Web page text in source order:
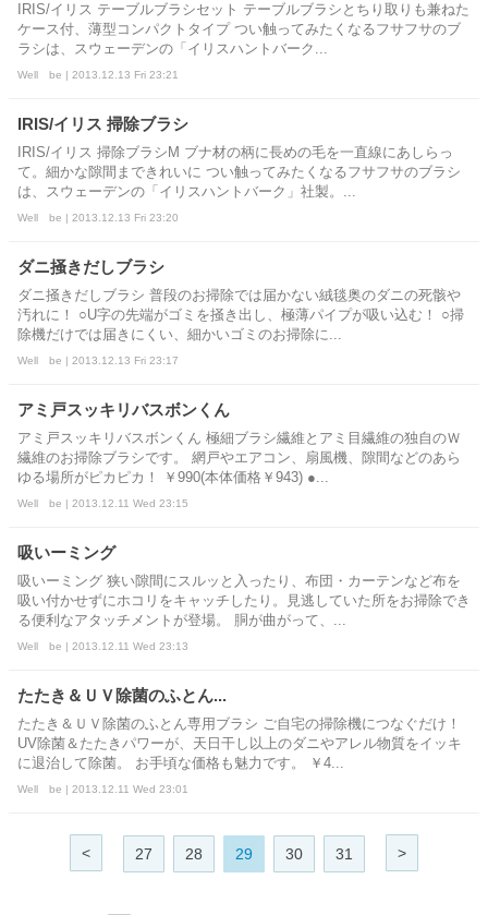
IRIS/イリス テーブルブラシセット テーブルブラシとちり取りも兼ねた
ケース付、薄型コンパクトタイプ つい触ってみたくなるフサフサのブ
ラシは、スウェーデンの「イリスハントバーク...
Well be | 2013.12.13 Fri 23:21
IRIS/イリス 掃除ブラシ
IRIS/イリス 掃除ブラシM ブナ材の柄に長めの毛を一直線にあしらっ
て。細かな隙間まできれいに つい触ってみたくなるフサフサのブラシ
は、スウェーデンの「イリスハントバーク」社製。...
Well be | 2013.12.13 Fri 23:20
ダニ掻きだしブラシ
ダニ掻きだしブラシ 普段のお掃除では届かない絨毯奥のダニの死骸や
汚れに！ ○U字の先端がゴミを掻き出し、極薄パイプが吸い込む！ ○掃
除機だけでは届きにくい、細かいゴミのお掃除に...
Well be | 2013.12.13 Fri 23:17
アミ戸スッキリバスボンくん
アミ戸スッキリバスボンくん 極細ブラシ繊維とアミ目繊維の独自のＷ
繊維のお掃除ブラシです。 網戸やエアコン、扇風機、隙間などのあら
ゆる場所がピカピカ！ ￥990(本体価格￥943) ●...
Well be | 2013.12.11 Wed 23:15
吸いーミング
吸いーミング 狭い隙間にスルッと入ったり、布団・カーテンなど布を
吸い付かせずにホコリをキャッチしたり。見逃していた所をお掃除でき
る便利なアタッチメントが登場。 胴が曲がって、...
Well be | 2013.12.11 Wed 23:13
たたき＆ＵＶ除菌のふとん...
たたき＆ＵＶ除菌のふとん専用ブラシ ご自宅の掃除機につなぐだけ！
UV除菌＆たたきパワーが、天日干し以上のダニやアレル物質をイッキ
に退治して除菌。 お手頃な価格も魅力です。 ￥4...
Well be | 2013.12.11 Wed 23:01
< 27 28 29 30 31 >